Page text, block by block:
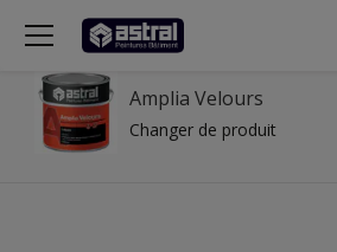
Amplia Velours
Changer de produit